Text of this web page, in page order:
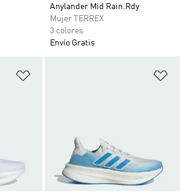
Anylander Mid Rain.Rdy
Mujer TERREX
3 colores
Envío Gratis